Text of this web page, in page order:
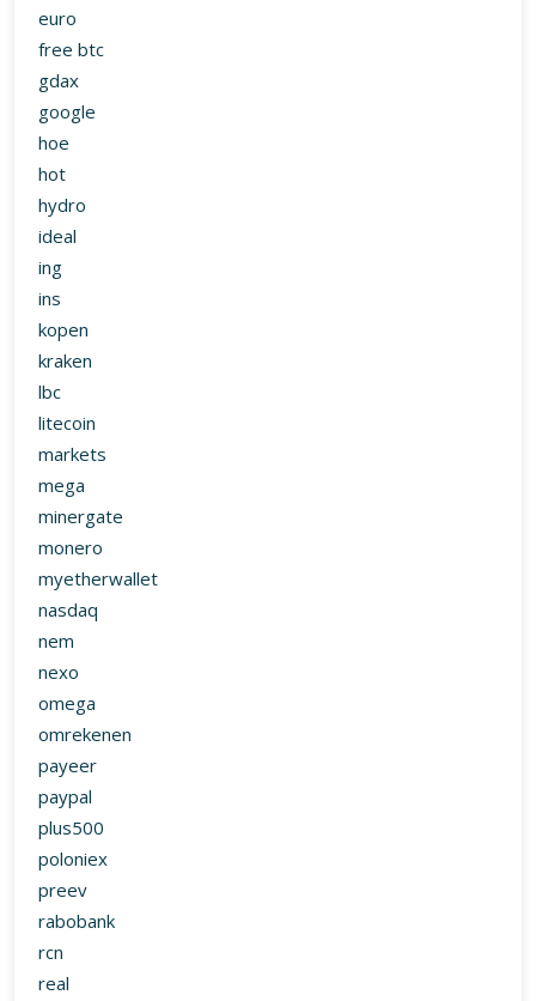
euro
free btc
gdax
google
hoe
hot
hydro
ideal
ing
ins
kopen
kraken
lbc
litecoin
markets
mega
minergate
monero
myetherwallet
nasdaq
nem
nexo
omega
omrekenen
payeer
paypal
plus500
poloniex
preev
rabobank
rcn
real